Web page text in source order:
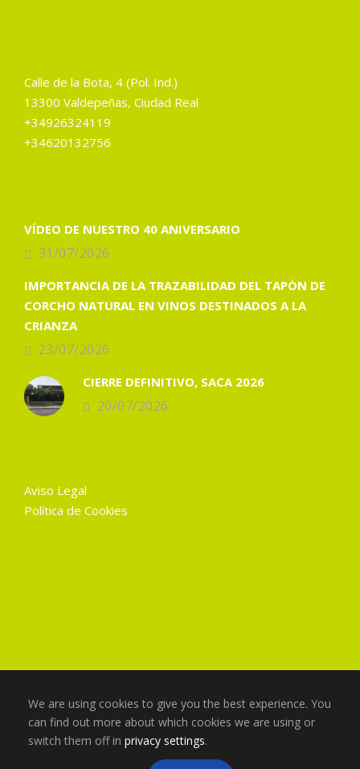
Calle de la Bota, 4 (Pol. Ind.)
13300 Valdepeñas, Ciudad Real
+34926324119
+34620132756
VÍDEO DE NUESTRO 40 ANIVERSARIO
31/07/2026
IMPORTANCIA DE LA TRAZABILIDAD DEL TAPÓN DE
CORCHO NATURAL EN VINOS DESTINADOS A LA
CRIANZA
23/07/2026
CIERRE DEFINITIVO, SACA 2026
20/07/2026
Aviso Legal
Política de Cookies
Copyright 2025 Gruart La Mancha, Todos los
We are using cookies to give you the best experience. You
can find out more about which cookies we are using or
switch them off in privacy settings.